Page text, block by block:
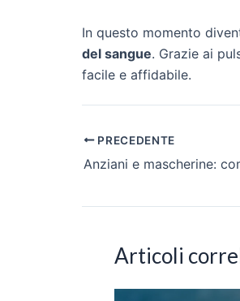
In questo momento
del sangue. Grazie ai
facile e affidabile.
Navigazione
articoli
PRECEDENTE
Articoli